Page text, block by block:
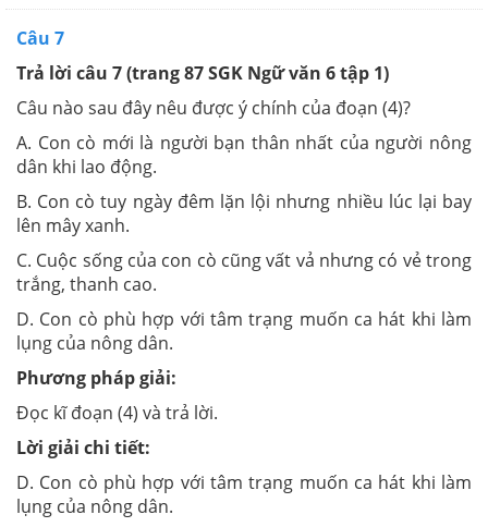
Câu 7
Trả lời câu 7 (trang 87 SGK Ngữ văn 6 tập 1)
Câu nào sau đây nêu được ý chính của đoạn (4)?
A. Con cò mới là người bạn thân nhất của người nông
dân khi lao động.
B. Con cò tuy ngày đêm lặn lội nhưng nhiều lúc lại bay
lên mây xanh.
C. Cuộc sống của con cò cũng vất vả nhưng có vẻ trong
trắng, thanh cao.
D. Con cò phù hợp với tâm trạng muốn ca hát khi làm
lụng của nông dân.
Phương pháp giải:
Đọc kĩ đoạn (4) và trả lời.
Lời giải chi tiết:
D. Con cò phù hợp với tâm trạng muốn ca hát khi làm
lụng của nông dân.